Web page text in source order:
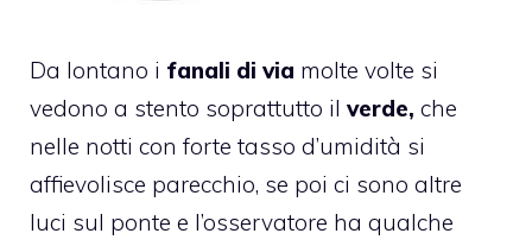
Da lontano i fanali di via molte volte si
vedono a stento soprattutto il verde, che
nelle notti con forte tasso d’umidità si
affievolisce parecchio, se poi ci sono altre
luci sul ponte e l’osservatore ha qualche